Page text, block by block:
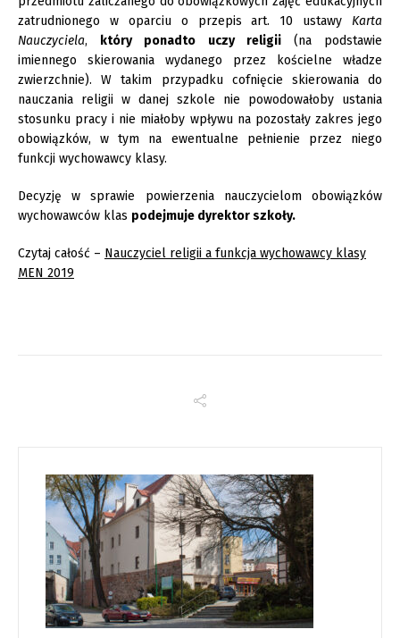
zatrudnionego w oparciu o przepis art. 10 ustawy Karta
Nauczyciela, który ponadto uczy religii(na podstawie
imiennego skierowania wydanego przez kościelne władze
zwierzchnie). W takim przypadku cofnięcie skierowania do
nauczania religii w danej szkole nie powodowałoby ustania
stosunku pracy i nie miałoby wpływu na pozostały zakres jego
obowiązków, w tym na ewentualne pełnienie przez niego
funkcji wychowawcy klasy.
Decyzję w sprawie powierzenia nauczycielom obowiązków
wychowawców klas podejmuje dyrektor szkoły.
Czytaj całość – Nauczyciel religii a funkcja wychowawcy klasy
MEN 2019